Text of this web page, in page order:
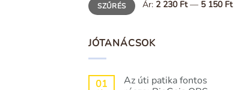
árár SZŰRÉS Ár: 2 230 Ft— 5 150 Ft
JÓTANÁCSOK
01
Az úti patika fontos